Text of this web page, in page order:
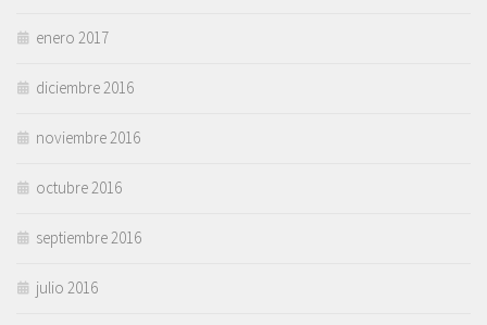
enero 2017
diciembre 2016
noviembre 2016
octubre 2016
septiembre 2016
julio 2016